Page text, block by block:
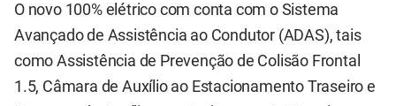
O novo 100% elétrico com conta com o Sistema
Avançado de Assistência ao Condutor (ADAS), tais
como Assistência de Prevenção de Colisão Frontal
1.5, Câmara de Auxílio ao Estacionamento Traseiro e